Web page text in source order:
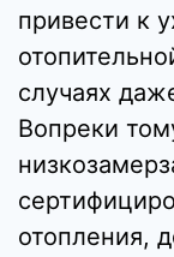
привести к
случаях
Вопреки
отопления,